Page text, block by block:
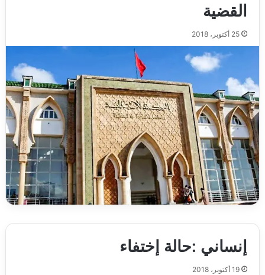
القضية
25 أكتوبر، 2018
إنساني :حالة إختفاء
19 أكتوبر، 2018